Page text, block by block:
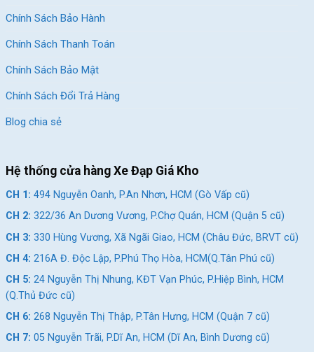
Chính Sách Bảo Hành
Chính Sách Thanh Toán
Chính Sách Bảo Mật
Chính Sách Đổi Trả Hàng
Blog chia sẻ
Hệ thống cửa hàng Xe Đạp Giá Kho
CH 1: 494 Nguyễn Oanh, P.An Nhơn, HCM (Gò Vấp cũ)
CH 2: 322/36 An Dương Vương, P.Chợ Quán, HCM (Quận 5 cũ)
CH 3: 330 Hùng Vương, Xã Ngãi Giao, HCM (Châu Đức, BRVT cũ)
CH 4: 216A Đ. Độc Lập, P.Phú Thọ Hòa, HCM(Q.Tân Phú cũ)
CH 5: 24 Nguyễn Thị Nhung, KĐT Vạn Phúc, P.Hiệp Bình, HCM
(Q.Thủ Đức cũ)
CH 6: 268 Nguyễn Thị Thập, P.Tân Hưng, HCM (Quận 7 cũ)
CH 7: 05 Nguyễn Trãi, P.Dĩ An, HCM (Dĩ An, Bình Dương cũ)